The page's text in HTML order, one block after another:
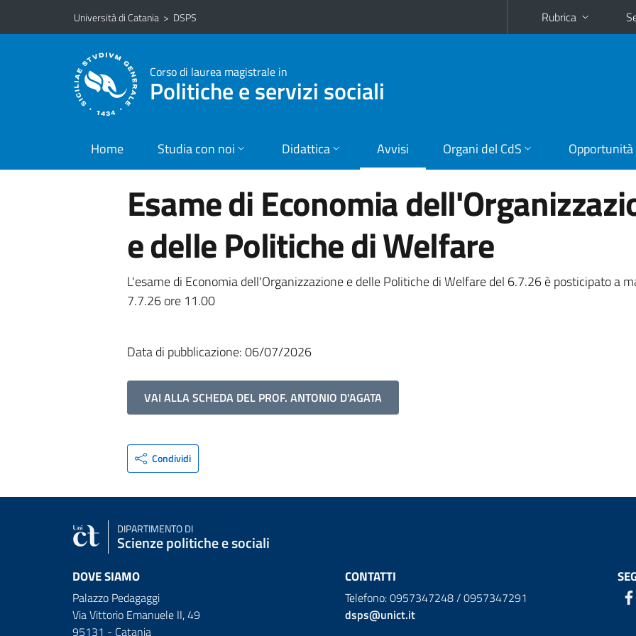
Vai al contenuto principale
Vai al menu di navigazione
Università di Catania > DSPS Rubrica
Corso di laurea magistrale in
Politiche e servizi sociali
Home Studia con noi Didattica Avvisi Organi del CdS Opportunità
Esame di Economia
e delle Politiche di Welfare
L'esame di Economia dell'Organizzazione e delle Politiche di Welfare del 6.7.26 è posticipato a
7.7.26 ore 11.00
Data di pubblicazione: 06/07/2026
VAI ALLA SCHEDA DEL PROF. ANTONIO D'AGATA
Condividi
DIPARTIMENTO DI
Scienze politiche e sociali
DOVE SIAMO
Palazzo Pedagaggi
Via Vittorio Emanuele II, 49
95131 - Catania
CONTATTI
Telefono: 0957347248 / 0957347291
dsps@unict.it